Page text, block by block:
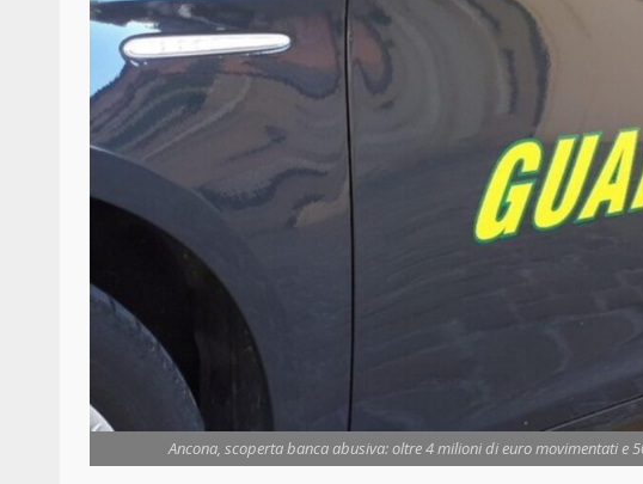
Ancona, scoperta banca abusiva: oltre 4 milioni di euro movimentati e